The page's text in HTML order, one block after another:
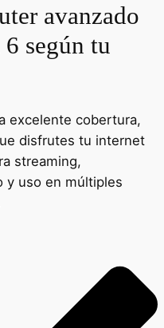
avanzado
según tu
excelente cobertura,
disfrutes tu internet
streaming,
y uso en múltiples